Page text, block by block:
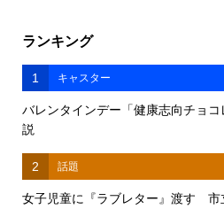
ランキング
1 キャスター
バレンタインデー「健康志向チョ
説
2 話題
女子児童に『ラブレター』渡す 市